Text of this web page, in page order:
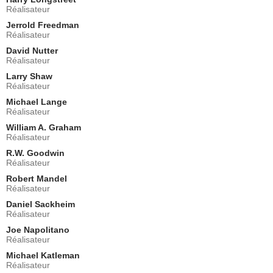
Darlene Morris
Claire Stansfield
La créature
- 1 Episode :5
Lauren Kytes
- 1 Episode :
Gillian Barber
Agent Nancy Spiller
- 1 Episode :7
Dr Nancy Da Silva
- 1 Episode :
Susanna Thompson
Michelle Generoo
- 1 Episode :9
Marshall Bell
Col. Calvin Henderson
- 1 Episode :
Harriet Sansom Harris
Dr Sally Kendrick
Réalisateur
Jerrold Freedman
Réalisateur
David Nutter
Réalisateur
Larry Shaw
Réalisateur
Michael Lange
Réalisateur
William A. Graham
Réalisateur
R.W. Goodwin
Réalisateur
Robert Mandel
Réalisateur
Daniel Sackheim
Réalisateur
Joe Napolitano
Réalisateur
Michael Katleman
Réalisateur